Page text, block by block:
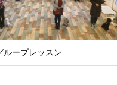
幼稚園/ルーデンスク